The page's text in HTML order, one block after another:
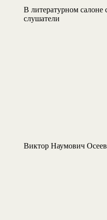
В литературном салоне
слушатели
Виктор Наумович